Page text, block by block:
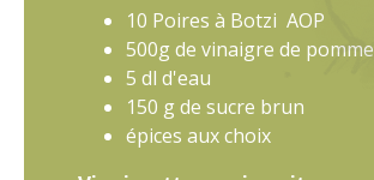
10 Poires à Botzi AOP
500g de vinaigre de pomme
5 dl d'eau
150 g de sucre brun
épices aux choix